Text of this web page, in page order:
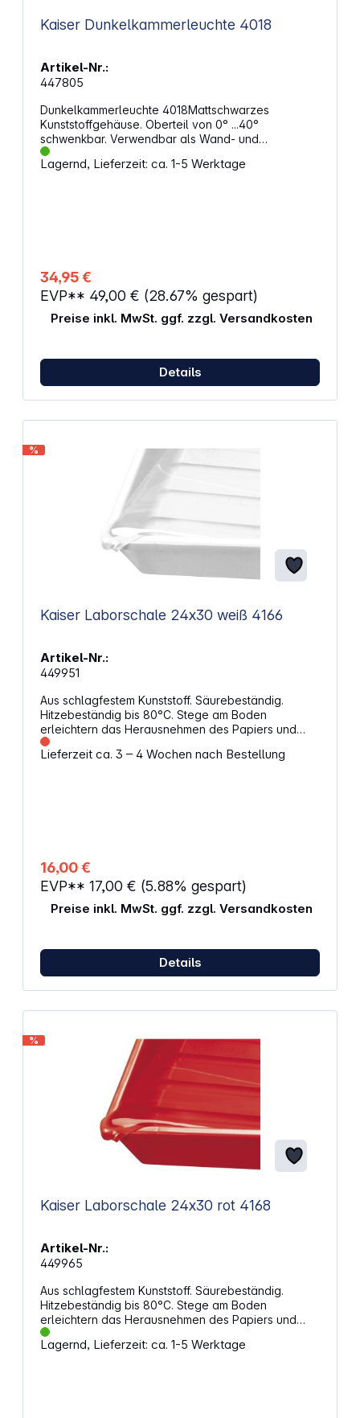
Kaiser Dunkelkammerleuchte 4018
Artikel-Nr.:
447805
Dunkelkammerleuchte 4018Mattschwarzes
Kunststoffgehäuse. Oberteil von 0° ...40°
schwenkbar. Verwendbar als Wand- und
Tischleuchte. Bei Wandmontage zwei
Befestigungsmöglichkeiten für direkte und indirekte
Lagernd, Lieferzeit: ca. 1-5 Werktage
34,95 €
EVP** 49,00 € (28.67% gespart)
Preise inkl. MwSt. ggf. zzgl. Versandkosten
Details
%
Kaiser Laborschale 24x30 weiß 4166
Artikel-Nr.:
449951
Aus schlagfestem Kunststoff. Säurebeständig.
Hitzebeständig bis 80°C. Stege am Boden
erleichtern das Herausnehmen des Papiers und
gewähren optimalen Chemikalienfluss und Stabilität.
Mit Ausgussnase. - Farbe: weiß
Lieferzeit ca. 3 – 4 Wochen nach Bestellung
16,00 €
EVP** 17,00 € (5.88% gespart)
Preise inkl. MwSt. ggf. zzgl. Versandkosten
Details
%
Kaiser Laborschale 24x30 rot 4168
Artikel-Nr.:
449965
Aus schlagfestem Kunststoff. Säurebeständig.
Hitzebeständig bis 80°C. Stege am Boden
erleichtern das Herausnehmen des Papiers und
gewähren optimalen Chemikalienfluss und Stabilität.
Mit Ausgussnase. - Farbe: rot
Lagernd, Lieferzeit: ca. 1-5 Werktage